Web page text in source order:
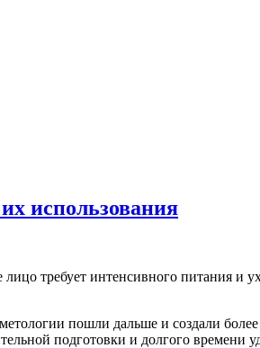
использования
требует интенсивного питания и
пошли дальше и создали
подготовки и долгого времени